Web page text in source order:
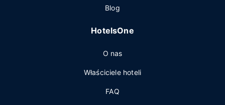
Blog
HotelsOne
O nas
Właściciele hoteli
FAQ